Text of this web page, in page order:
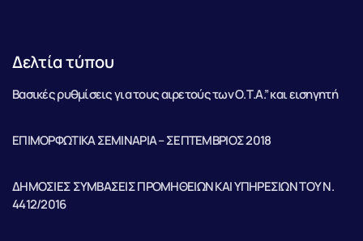
Δελτία τύπου
Βασικές ρυθμίσεις για τους αιρετούς των Ο.Τ.Α.” και εισηγητή
ΕΠΙΜΟΡΦΩΤΙΚΑ ΣΕΜΙΝΑΡΙΑ – ΣΕΠΤΕΜΒΡΙΟΣ 2018
ΔΗΜΟΣΙΕΣ ΣΥΜΒΑΣΕΙΣ ΠΡΟΜΗΘΕΙΩΝ ΚΑΙ ΥΠΗΡΕΣΙΩΝ ΤΟΥ Ν.
4412/2016